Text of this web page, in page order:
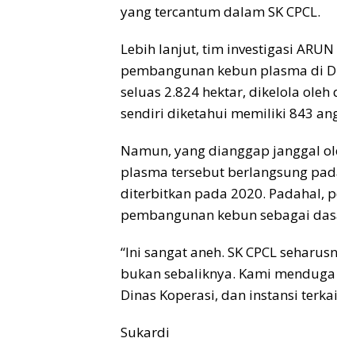
yang tercantum dalam SK CPCL.
Lebih lanjut, tim investigasi
pembangunan kebun plasma di
seluas 2.824 hektar, dikelola oleh
sendiri diketahui memiliki 843
Namun, yang dianggap janggal
plasma tersebut berlangsung
diterbitkan pada 2020. Padahal,
pembangunan kebun sebagai
“Ini sangat aneh. SK CPCL
bukan sebaliknya. Kami
Dinas Koperasi, dan instansi
Sukardi